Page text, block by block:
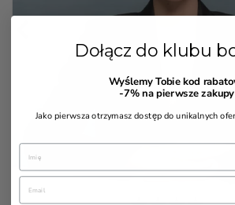

Dołącz do klubu
Wyślemy Tobie kod
-7%na pierwsze zakupy
Jako pierwsza otrzymasz dostęp do unikalnych